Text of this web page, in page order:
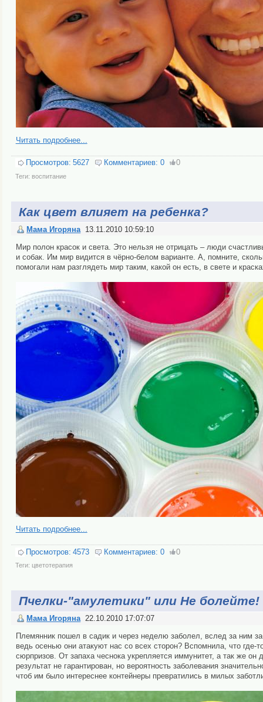
Читать подробнее...
Просмотров: 5627 Комментариев: 0 0
Теги: воспитание
Как цвет влияет на ребенка?
Мама Игоряна 13.11.2010 10:59:10
Мир полон красок и света. Это нельзя не отрицать – люди
и собак. Им мир видится в чёрно-белом варианте. А, помните,
помогали нам разглядеть мир таким, какой он есть, в свете и
Читать подробнее...
Просмотров: 4573 Комментариев: 0 0
Теги: цветотерапия
Пчелки-"амулетики" или Не болейте!
Мама Игоряна 22.10.2010 17:07:07
Племянник пошел в садик и через неделю заболел, вслед за ним
ведь осенью они атакуют нас со всех сторон? Вспомнила, что где-
сюрпризов. От запаха чеснока укрепляется иммунитет, а так же
результат не гарантирован, но вероятность заболевания
чтоб им было интереснее контейнеры превратились в милых